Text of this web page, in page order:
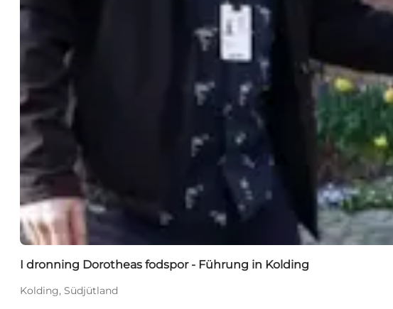
I dronning Dorotheas fodspor - Führung in Kolding
Kolding, Südjütland